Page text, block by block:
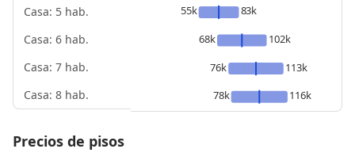
Casa: 5 hab.
Casa: 6 hab.
Casa: 7 hab.
Casa: 8 hab.
55k
83k
68k
102k
76k
113k
78k
116k
Precios de pisos